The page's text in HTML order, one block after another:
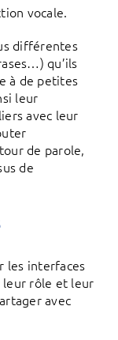
vocale.
différentes
qu’ils
à de petites
leur
avec leur
de parole,
de
les interfaces
leur rôle et leur
avec